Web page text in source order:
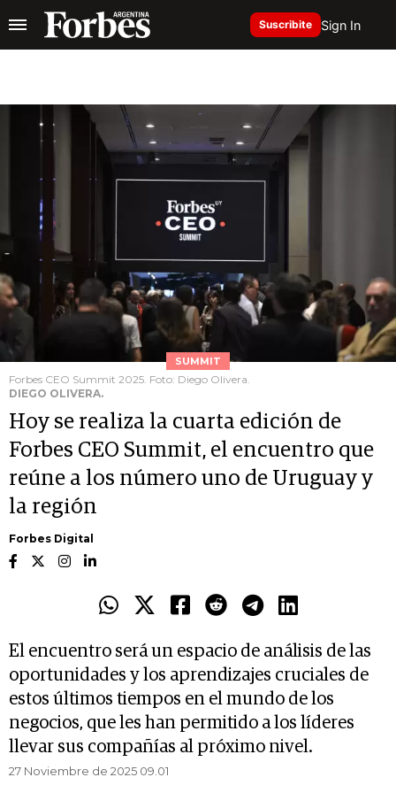
Suscribite Sign In
SUMMIT
Forbes CEO Summit 2025. Foto: Diego Olivera.
DIEGO OLIVERA.
Hoy se realiza la cuarta edición de
Forbes CEO Summit, el encuentro que
reúne a los número uno de Uruguay y
la región
Forbes Digital
El encuentro será un espacio de análisis de las
oportunidades y los aprendizajes cruciales de
estos últimos tiempos en el mundo de los
negocios, que les han permitido a los líderes
llevar sus compañías al próximo nivel.
27 Noviembre de 2025 09.01